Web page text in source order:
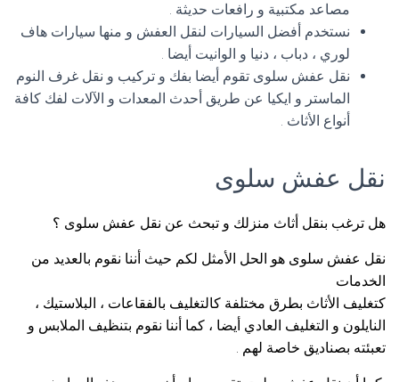
مصاعد مكتبية و رافعات حديثة .
نستخدم أفضل السيارات لنقل العفش و منها سيارات هاف
لوري ، دباب ، دنيا و الوانيت أيضا .
نقل عفش سلوى تقوم أيضا بفك و تركيب و نقل غرف النوم
الماستر و ايكيا عن طريق أحدث المعدات و الآلات لفك كافة
أنواع الأثاث .
نقل عفش سلوى
هل ترغب بنقل أثاث منزلك و تبحث عن نقل عفش سلوى ؟
نقل عفش سلوى هو الحل الأمثل لكم حيث أننا نقوم بالعديد من
الخدمات
كتغليف الأثاث بطرق مختلفة كالتغليف بالفقاعات ، البلاستيك ،
النايلون و التغليف العادي أيضا ، كما أننا نقوم بتنظيف الملابس و
تعبئته بصناديق خاصة لهم .